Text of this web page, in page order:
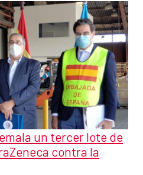
un tercer lote de
contra la